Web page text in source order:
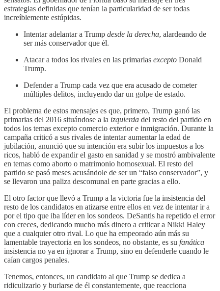
estrategias definidas que tenían la particularidad de ser todas
increíblemente estúpidas.
Intentar adelantar a Trump desde la derecha, alardeando de
ser más conservador que él.
Atacar a todos los rivales en las primarias excepto Donald
Trump.
Defender a Trump cada vez que era acusado de cometer
múltiples delitos, incluyendo dar un golpe de estado.
El problema de estos mensajes es que, primero, Trump ganó las
primarias del 2016 situándose a la izquierda del resto del partido en
todos los temas excepto comercio exterior e inmigración. Durante la
campaña criticó a sus rivales de intentar aumentar la edad de
jubilación, anunció que su intención era subir los impuestos a los
ricos, habló de expandir el gasto en sanidad y se mostró ambivalente
en temas como aborto o matrimonio homosexual. El resto del
partido se pasó meses acusándole de ser un “falso conservador”, y
se llevaron una paliza descomunal en parte gracias a ello.
El otro factor que llevó a Trump a la victoria fue la insistencia del
resto de los candidatos en atizarse entre ellos en vez de intentar ir a
por el tipo que iba líder en los sondeos. DeSantis ha repetido el error
con creces, dedicando mucho más dinero a criticar a Nikki Haley
que a cualquier otro rival. Lo que ha empeorado aún más su
lamentable trayectoria en los sondeos, no obstante, es su fanática
insistencia no ya en ignorar a Trump, sino en defenderle cuando le
caían cargos penales.
Tenemos, entonces, un candidato al que Trump se dedica a
ridiculizarlo y burlarse de él constantemente, que reacciona